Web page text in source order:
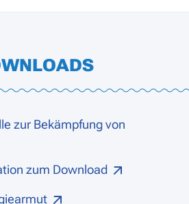
zur Bekämpfung von
zum Download